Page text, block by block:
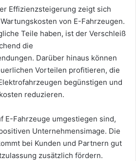
Effizienzsteigerung zeigt sich
von E-Fahrzeugen.
Teile haben, ist der Verschleiß
die
Darüber hinaus können
Vorteilen profitieren, die
begünstigen und
reduzieren.
E-Fahrzeuge umgestiegen sind,
Unternehmensimage. Die
bei Kunden und Partnern gut
zusätzlich fördern.